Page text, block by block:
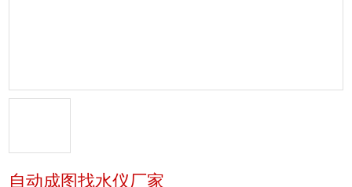
自动成图找水仪厂家